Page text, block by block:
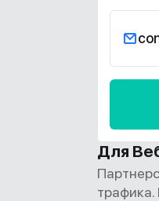
Для